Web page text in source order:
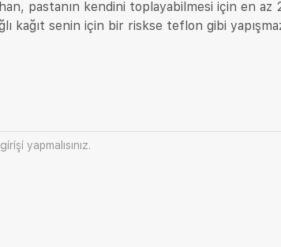
pastanın kendini toplayabilmesi için en az
kağıt senin için bir riskse teflon gibi
yapmalısınız.